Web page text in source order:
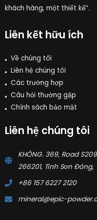
khách hàng, một thiết kế”.
Liên kết hữu ích
Về chúng tôi
Liên hệ chúng tôi
Các trường hợp
Câu hỏi thường gặp
Chính sách bảo mật
Liên hệ chúng tôi
KHÔNG. 369, Road
266201, Tỉnh Sơn Đông,
+86 157 6227 2120
mineral@epic-